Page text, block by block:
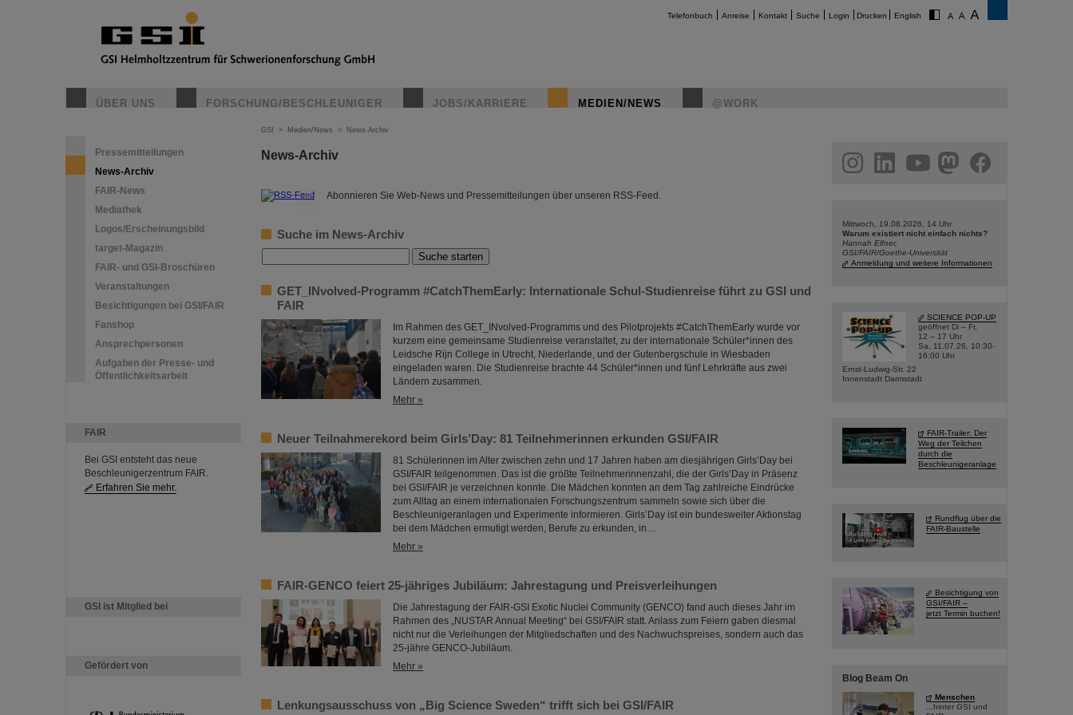
Telefonbuch Anreise Kontakt Suche Login Drucken English
ÜBER UNS FORSCHUNG/BESCHLEUNIGER JOBS/KARRIERE MEDIEN/NEWS @WORK
Pressemitteilungen
News-Archiv
FAIR-News
Mediathek
Logos/Erscheinungsbild
target-Magazin
FAIR- und GSI-Broschüren
Veranstaltungen
Besichtigungen bei GSI/FAIR
Fanshop
Ansprechpersonen
Aufgaben der Presse- und
Öffentlichkeitsarbeit
FAIR
Bei GSI entsteht das neue
Beschleunigerzentrum FAIR.
Erfahren Sie mehr.
GSI ist Mitglied bei
Gefördert von
GSI > Medien/News > News-Archiv
News-Archiv
© Abonnieren Sie Web-News und Pressemitteilungen über unseren RSS-Feed.
Suche im News-Archiv
GET_INvolved-Programm #CatchThemEarly: Internationale Schul-Studienreise führt zu GSI und
FAIR
Im Rahmen des GET_INvolved-Programms und des Pilotprojekts #CatchThemEarly wurde vor
kurzem eine gemeinsame Studienreise veranstaltet, zu der internationale Schüler*innen des
Leidsche Rijn College in Utrecht, Niederlande, und der Gutenbergschule in Wiesbaden
eingeladen waren. Die Studienreise brachte 44 Schüler*innen und fünf Lehrkräfte aus zwei
Ländern zusammen.
Mehr »
Neuer Teilnahmerekord beim Girls’Day: 81 Teilnehmerinnen erkunden GSI/FAIR
81 Schülerinnen im Alter zwischen zehn und 17 Jahren haben am diesjährigen Girls’Day bei
GSI/FAIR teilgenommen. Das ist die größte Teilnehmerinnenzahl, die der Girls’Day in Präsenz
bei GSI/FAIR je verzeichnen konnte. Die Mädchen konnten an dem Tag zahlreiche Eindrücke
zum Alltag an einem internationalen Forschungszentrum sammeln sowie sich über die
Beschleunigeranlagen und Experimente informieren. Girls’Day ist ein bundesweiter Aktionstag
bei dem Mädchen ermutigt werden, Berufe zu erkunden, in…
Mehr »
FAIR-GENCO feiert 25-jähriges Jubiläum: Jahrestagung und Preisverleihungen
Die Jahrestagung der FAIR-GSI Exotic Nuclei Community (GENCO) fand auch dieses Jahr im
Rahmen des „NUSTAR Annual Meeting“ bei GSI/FAIR statt. Anlass zum Feiern gaben diesmal
nicht nur die Verleihungen der Mitgliedschaften und des Nachwuchspreises, sondern auch das
25-jähre GENCO-Jubiläum.
Mehr »
Lenkungsausschuss von „Big Science Sweden“ trifft sich bei GSI/FAIR
facebook
Mittwoch, 19.08.2026, 14 Uhr
Warum existiert nicht einfach nichts?
Hannah Elfner,
GSI/FAIR/Goethe-Universität
Anmeldung und weitere Informationen
SCIENCE POP-UP
geöffnet Di – Fr,
12 – 17 Uhr
Sa, 11.07.26, 10:30-
16:00 Uhr
Ernst-Ludwig-Str. 22
Innenstadt Darmstadt
FAIR-Trailer: Der
Weg der Teilchen
durch die
Beschleunigeranlage
Rundflug über die
FAIR-Baustelle
Besichtigung von
GSI/FAIR –
jetzt Termin buchen!
Blog Beam On
Menschen
...hinter GSI und